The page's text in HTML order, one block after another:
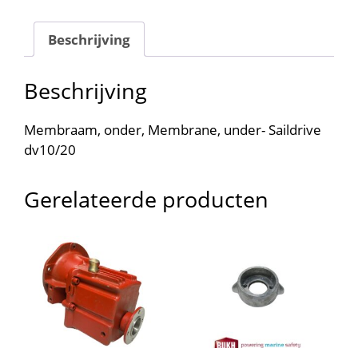
000E5822
aantalBeschrijving
Beschrijving
Membraam, onder, Membrane, under- Saildrive
dv10/20
Gerelateerde producten